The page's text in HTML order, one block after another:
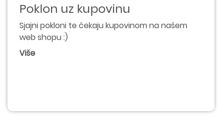
Poklon uz kupovinu
Sjajni pokloni te čekaju kupovinom na našem
web shopu :)
Više